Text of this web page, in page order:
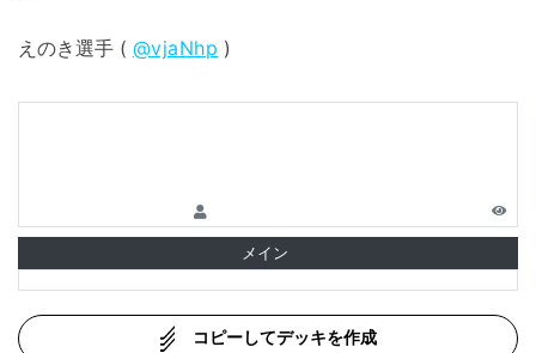
えのき選手 ( @vjaNhp )
メイン
コピーしてデッキを作成